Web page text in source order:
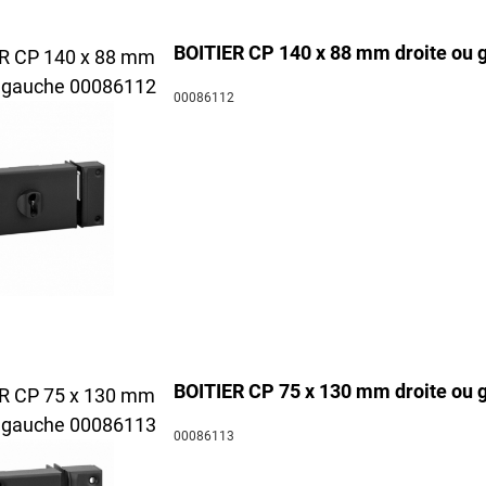
BOITIER CP 140 x 88 mm droite ou
00086112
BOITIER CP 75 x 130 mm droite ou
00086113